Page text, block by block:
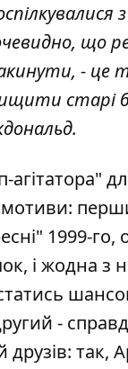
з
що
- це
старі
мотиви:
1999-го,
і жодна з
-
так,